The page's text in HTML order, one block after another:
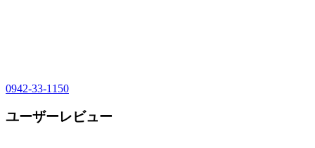
0942-33-1150
ユーザーレビュー